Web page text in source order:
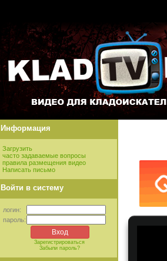
Информация
Загрузить
часто задаваемые вопросы
правила размещения видео
Написать письмо
Войти в систему
логин:
пароль:
Зарегистрироваться
Забыли пароль?